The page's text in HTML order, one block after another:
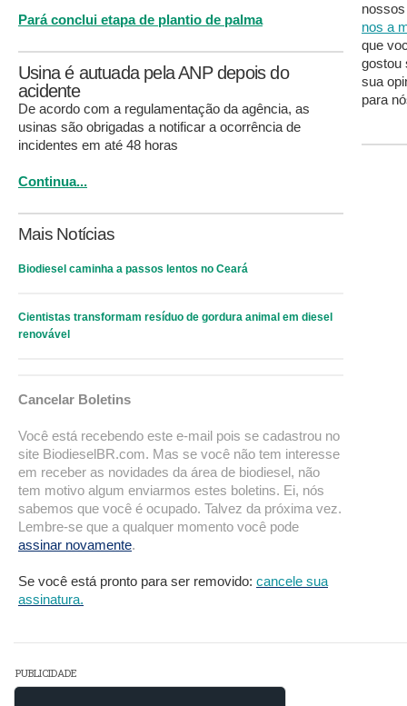
Pará conclui etapa de plantio de palma
Usina é autuada pela ANP depois do
acidente
De acordo com a regulamentação da agência, as
usinas são obrigadas a notificar a ocorrência de
incidentes em até 48 horas
Continua...
Mais Notícias
Biodiesel caminha a passos lentos no Ceará
Cientistas transformam resíduo de gordura animal em diesel
renovável
Cancelar Boletins
Você está recebendo este e-mail pois se cadastrou no
site BiodieselBR.com. Mas se você não tem interesse
em receber as novidades da área de biodiesel, não
tem motivo algum enviarmos estes boletins. Ei, nós
sabemos que você é ocupado. Talvez da próxima vez.
Lembre-se que a qualquer momento você pode
assinar novamente.
Se você está pronto para ser removido: cancele sua
assinatura.
nos a
que
gostou
sua
para
PUBLICIDADE